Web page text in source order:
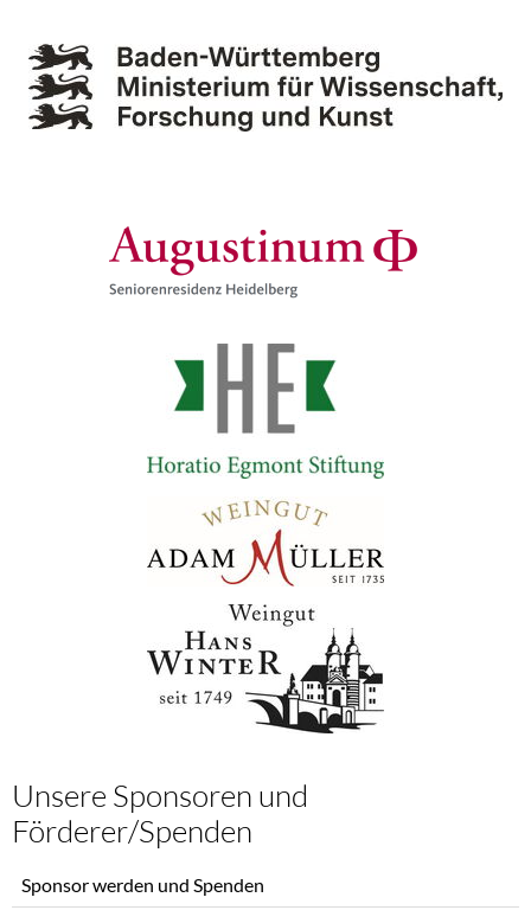
Unsere Sponsoren und
Förderer/Spenden
überspringen
Sponsor werden und Spenden